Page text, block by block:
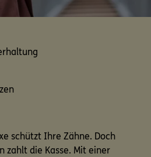
schützt Ihre Zähne. Doch
zahlt die Kasse. Mit einer